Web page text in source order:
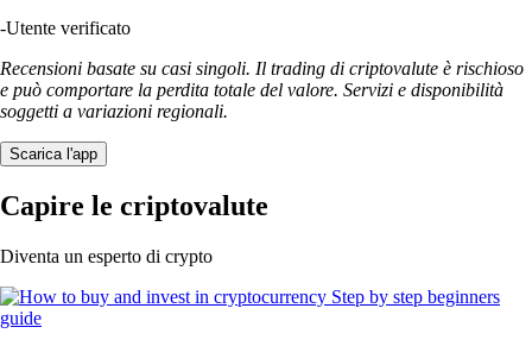
-Utente verificato
Recensioni basate su casi singoli. Il trading di criptovalute è rischioso
e può comportare la perdita totale del valore. Servizi e disponibilità
soggetti a variazioni regionali.
Scarica l'app
Capire le criptovalute
Diventa un esperto di crypto